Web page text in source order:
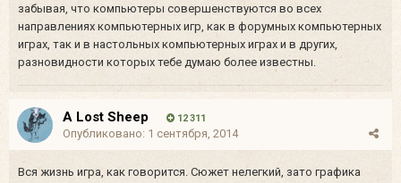
забывая, что компьютеры совершенствуются во всех
направлениях компьютерных игр, как в форумных компьютерных
играх, так и в настольных компьютерных играх и в других,
разновидности которых тебе думаю более известны.
A Lost Sheep 12 311
Опубликовано: 1 сентября, 2014
Вся жизнь игра, как говорится. Сюжет нелегкий, зато графика